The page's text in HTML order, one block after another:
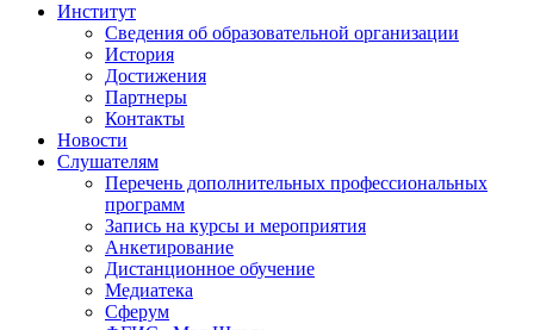
Институт
Сведения об образовательной организации
История
Достижения
Партнеры
Контакты
Новости
Слушателям
Перечень дополнительных профессиональных
программ
Запись на курсы и мероприятия
Анкетирование
Дистанционное обучение
Медиатека
Сферум